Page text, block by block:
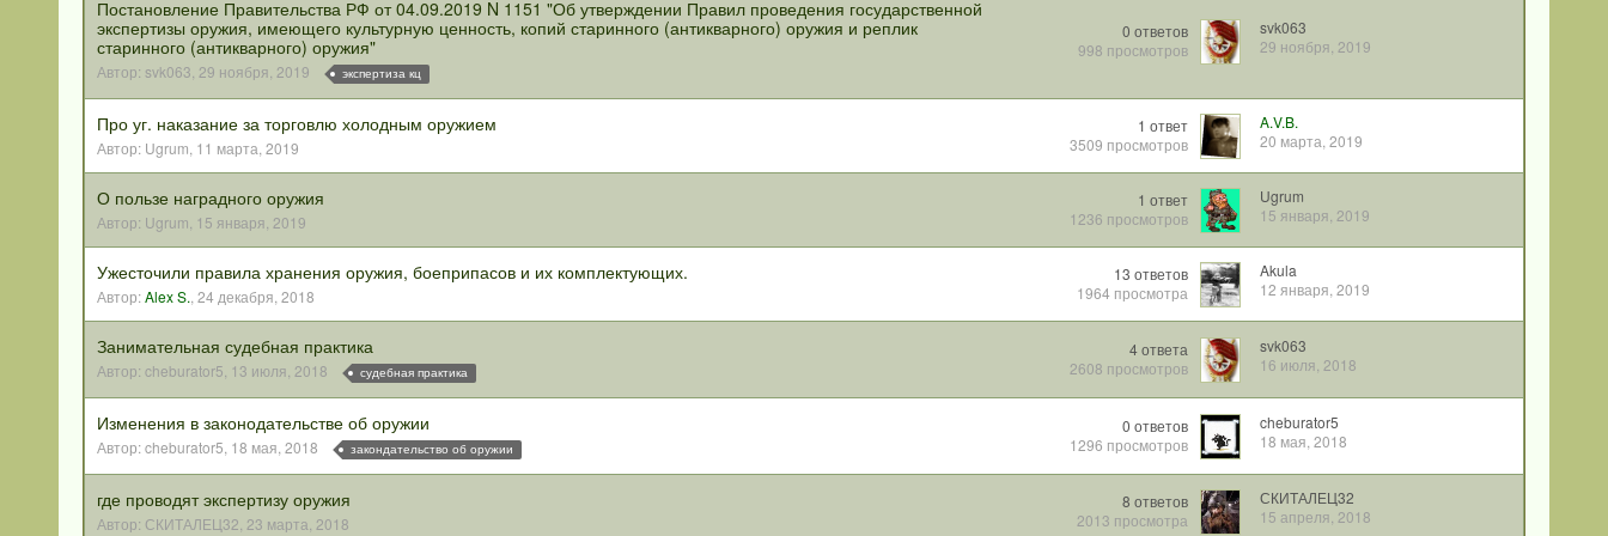
Постановление Правительства РФ от 04.09.2019 N 1151 "Об утверждении Правил проведения государственной
экспертизы оружия, имеющего культурную ценность, копий старинного (антикварного) оружия и реплик
старинного (антикварного) оружия"
Автор: svk063, 29 ноября, 2019 экспертиза кц
0 ответов
998 просмотров
svk063
29 ноября, 2019
Про уг. наказание за торговлю холодным оружием
Автор: Ugrum, 11 марта, 2019
1 ответ
3509 просмотров
A.V.B.
20 марта, 2019
О пользе наградного оружия
Автор: Ugrum, 15 января, 2019
1 ответ
1236 просмотров
Ugrum
15 января, 2019
Ужесточили правила хранения оружия, боеприпасов и их комплектующих.
Автор:Alex S.,24 декабря, 2018
13 ответов
1964 просмотра
Akula
12 января, 2019
Занимательная судебная практика
Автор: cheburator5, 13 июля, 2018 судебная практика
4 ответа
2608 просмотров
svk063
16 июля, 2018
Изменения в законодательстве об оружии
Автор:cheburator5, 18 мая, 2018 закондательство об оружии
0 ответов
1296 просмотров
cheburator5
18 мая, 2018
где проводят экспертизу оружия
Автор: СКИТАЛЕЦ32, 23 марта, 2018
8 ответов
2013 просмотра
СКИТАЛЕЦ32
15 апреля, 2018